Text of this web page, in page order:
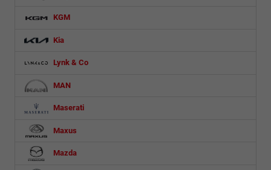
KGM
Kia
Lynk & Co
MAN
Maserati
Maxus
Mazda